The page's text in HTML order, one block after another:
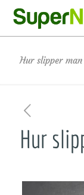
Hur slipper
Hur